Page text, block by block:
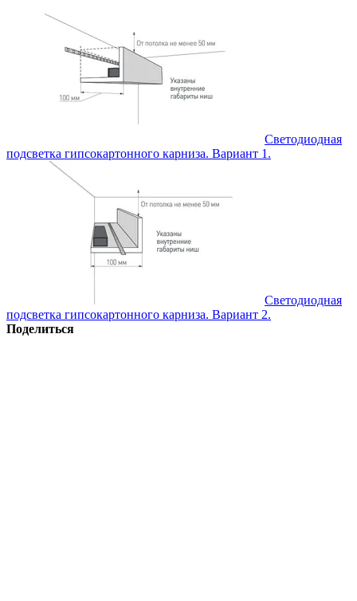
Светодиодная
подсветка гипсокартонного карниза. Вариант 1.
Светодиодная
подсветка гипсокартонного карниза. Вариант 2.
Поделиться